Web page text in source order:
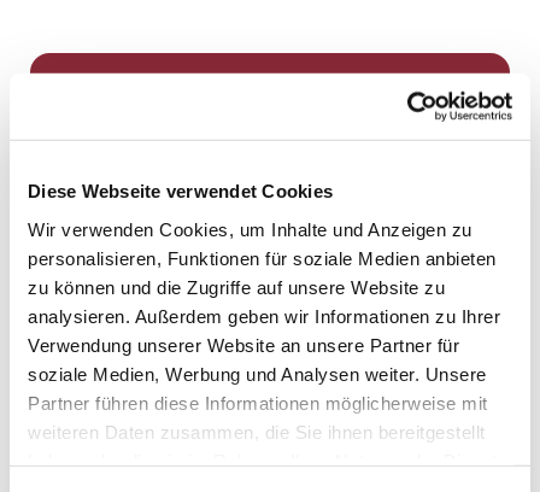
Diese Webseite verwendet Cookies
Wir verwenden Cookies, um Inhalte und Anzeigen zu
personalisieren, Funktionen für soziale Medien anbieten
zu können und die Zugriffe auf unsere Website zu
analysieren. Außerdem geben wir Informationen zu Ihrer
Verwendung unserer Website an unsere Partner für
soziale Medien, Werbung und Analysen weiter. Unsere
Partner führen diese Informationen möglicherweise mit
weiteren Daten zusammen, die Sie ihnen bereitgestellt
Dies könnte Sie auch